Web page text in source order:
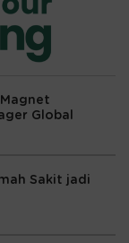
Global
Sakit jadi